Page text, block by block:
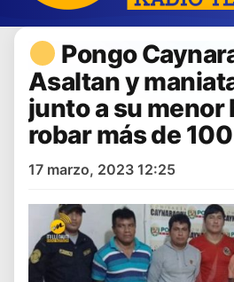
Pongo
Asaltan y
junto a su menor
robar más de
17 marzo, 2023 12:25